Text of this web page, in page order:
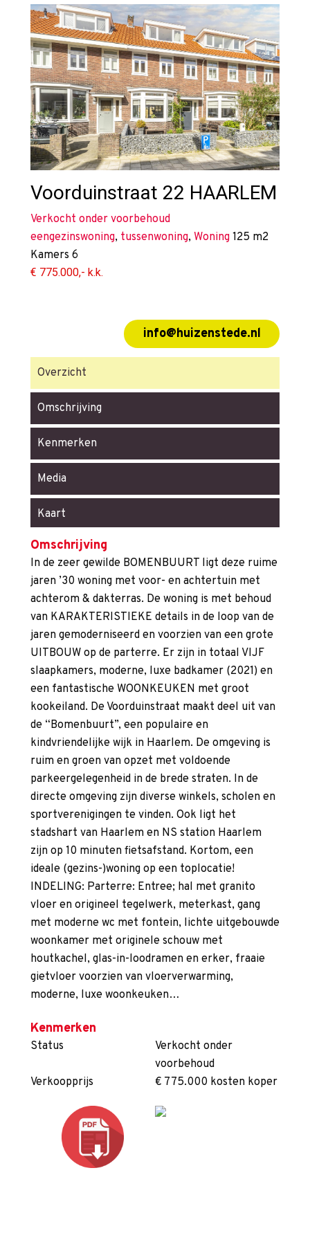
Voorduinstraat 22 HAARLEM
Verkocht onder voorbehoud
eengezinswoning, tussenwoning, Woning 125 m2
Kamers 6
€ 775.000,- k.k.
info@huizenstede.nl
Overzicht
Omschrijving
Kenmerken
Media
Kaart
Omschrijving
In de zeer gewilde BOMENBUURT ligt deze ruime
jaren ’30 woning met voor- en achtertuin met
achterom & dakterras. De woning is met behoud
van KARAKTERISTIEKE details in de loop van de
jaren gemoderniseerd en voorzien van een grote
UITBOUW op de parterre. Er zijn in totaal VIJF
slaapkamers, moderne, luxe badkamer (2021) en
een fantastische WOONKEUKEN met groot
kookeiland. De Voorduinstraat maakt deel uit van
de “Bomenbuurt”, een populaire en
kindvriendelijke wijk in Haarlem. De omgeving is
ruim en groen van opzet met voldoende
parkeergelegenheid in de brede straten. In de
directe omgeving zijn diverse winkels, scholen en
sportverenigingen te vinden. Ook ligt het
stadshart van Haarlem en NS station Haarlem
zijn op 10 minuten fietsafstand. Kortom, een
ideale (gezins-)woning op een toplocatie!
INDELING: Parterre: Entree; hal met granito
vloer en origineel tegelwerk, meterkast, gang
met moderne wc met fontein, lichte uitgebouwde
woonkamer met originele schouw met
houtkachel, glas-in-loodramen en erker, fraaie
gietvloer voorzien van vloerverwarming,
moderne, luxe woonkeuken…
Kenmerken
Status
Verkocht onder
voorbehoud
Verkoopprijs
€ 775.000 kosten koper